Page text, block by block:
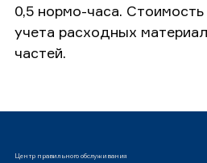
0,5 нормо-часа.
учета расходных
частей.
Центр правильного обслуживания